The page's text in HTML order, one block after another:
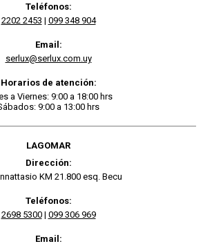
Teléfonos:
2202 2453 | 099 348 904
Email:
serlux@serlux.com.uy
Horarios de atención:
a Viernes: 9:00 a 18:00 hrs
9:00 a 13:00 hrs
LAGOMAR
Dirección:
KM 21.800 esq. Becu
Teléfonos:
2698 5300| 099 306 969
Email: